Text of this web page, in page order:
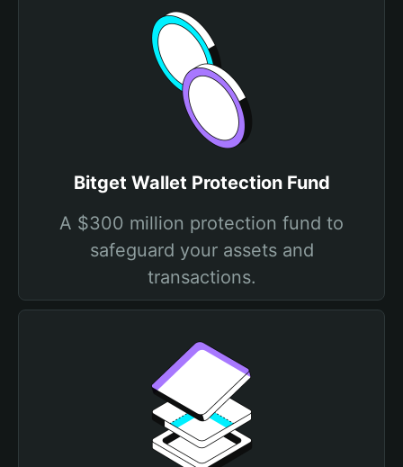
Bitget Wallet Protection Fund
A $300 million protection fund to
safeguard your assets and
transactions.